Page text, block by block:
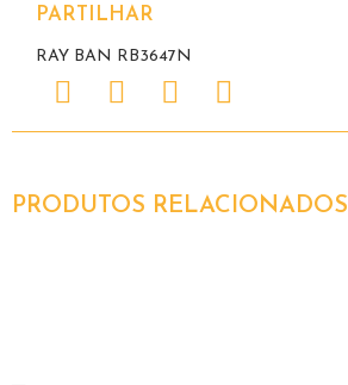
PARTILHAR
RAY BAN RB3647N
PRODUTOS RELACIONADOS